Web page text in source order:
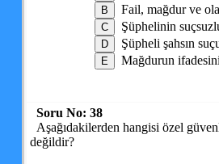
Fail, mağdur ve
Şüphelinin
Şüpheli şahsın
Mağdurun
Soru No: 38
Aşağıdakilerden hangisi özel
değildir?